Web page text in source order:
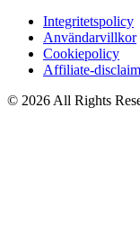
Integritetspolicy
Användarvillkor
Cookiepolicy
© 2026 All Rights